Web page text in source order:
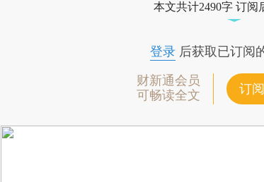
本文共计2490字 订阅
登录后获取已订阅
财新通会员
可畅读全文
订